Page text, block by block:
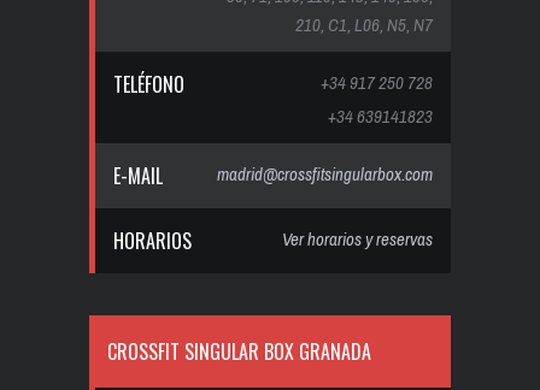
210, C1, L06, N5, N7
TELÉFONO
+34 917 250 728
+34 639141823
E-MAIL madrid@crossfitsingularbox.com
HORARIOS Ver horarios y reservas
CROSSFIT SINGULAR BOX GRANADA